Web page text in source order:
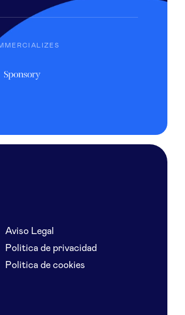
Aviso Legal
Politica de privacidad
Politica de cookies